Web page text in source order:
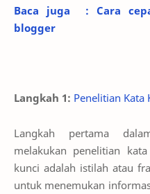
Baca juga : Cara
blogger
Langkah 1: Penelitian Kata
Langkah pertama
melakukan penelitian
kunci adalah istilah atau
untuk menemukan